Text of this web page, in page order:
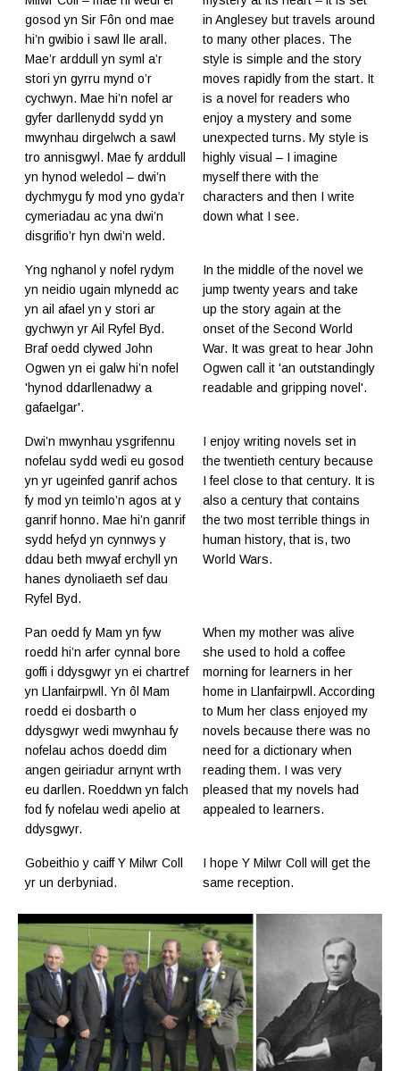
gosod yn Sir Fôn ond mae
hi’n gwibio i sawl lle arall.
Mae’r arddull yn syml a’r
stori yn gyrru mynd o’r
cychwyn. Mae hi’n nofel ar
gyfer darllenydd sydd yn
mwynhau dirgelwch a sawl
tro annisgwyl. Mae fy arddull
yn hynod weledol – dwi’n
dychmygu fy mod yno gyda’r
cymeriadau ac yna dwi’n
disgrifio’r hyn dwi’n weld.
in Anglesey but travels around
to many other places. The
style is simple and the story
moves rapidly from the start. It
is a novel for readers who
enjoy a mystery and some
unexpected turns. My style is
highly visual – I imagine
myself there with the
characters and then I write
down what I see.
Yng nghanol y nofel rydym
yn neidio ugain mlynedd ac
yn ail afael yn y stori ar
gychwyn yr Ail Ryfel Byd.
Braf oedd clywed John
Ogwen yn ei galw hi’n nofel
'hynod ddarllenadwy a
gafaelgar'.
In the middle of the novel we
jump twenty years and take
up the story again at the
onset of the Second World
War. It was great to hear John
Ogwen call it 'an outstandingly
readable and gripping novel'.
Dwi’n mwynhau ysgrifennu
nofelau sydd wedi eu gosod
yn yr ugeinfed ganrif achos
fy mod yn teimlo’n agos at y
ganrif honno. Mae hi’n ganrif
sydd hefyd yn cynnwys y
ddau beth mwyaf erchyll yn
hanes dynoliaeth sef dau
Ryfel Byd.
I enjoy writing novels set in
the twentieth century because
I feel close to that century. It is
also a century that contains
the two most terrible things in
human history, that is, two
World Wars.
Pan oedd fy Mam yn fyw
roedd hi’n arfer cynnal bore
goffi i ddysgwyr yn ei chartref
yn Llanfairpwll. Yn ôl Mam
roedd ei dosbarth o
ddysgwyr wedi mwynhau fy
nofelau achos doedd dim
angen geiriadur arnynt wrth
eu darllen. Roeddwn yn falch
fod fy nofelau wedi apelio at
ddysgwyr.
When my mother was alive
she used to hold a coffee
morning for learners in her
home in Llanfairpwll. According
to Mum her class enjoyed my
novels because there was no
need for a dictionary when
reading them. I was very
pleased that my novels had
appealed to learners.
Gobeithio y caiff Y Milwr Coll
yr un derbyniad.
I hope Y Milwr Coll will get the
same reception.